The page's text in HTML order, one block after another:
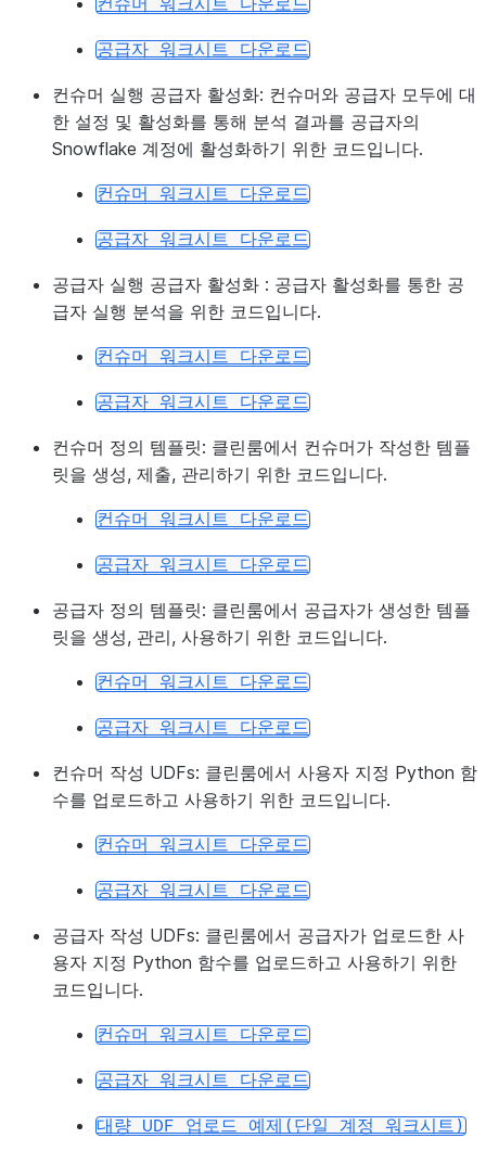
컨슈머 워크시트 다운로드
공급자 워크시트 다운로드
컨슈머 실행 공급자 활성화: 컨슈머와 공급자 모두에 대
한 설정 및 활성화를 통해 분석 결과를 공급자의
Snowflake 계정에 활성화하기 위한 코드입니다.
컨슈머 워크시트 다운로드
공급자 워크시트 다운로드
공급자 실행 공급자 활성화 : 공급자 활성화를 통한 공
급자 실행 분석을 위한 코드입니다.
컨슈머 워크시트 다운로드
공급자 워크시트 다운로드
컨슈머 정의 템플릿: 클린룸에서 컨슈머가 작성한 템플
릿을 생성, 제출, 관리하기 위한 코드입니다.
컨슈머 워크시트 다운로드
공급자 워크시트 다운로드
공급자 정의 템플릿: 클린룸에서 공급자가 생성한 템플
릿을 생성, 관리, 사용하기 위한 코드입니다.
컨슈머 워크시트 다운로드
공급자 워크시트 다운로드
컨슈머 작성 UDFs: 클린룸에서 사용자 지정 Python 함
수를 업로드하고 사용하기 위한 코드입니다.
컨슈머 워크시트 다운로드
공급자 워크시트 다운로드
공급자 작성 UDFs: 클린룸에서 공급자가 업로드한 사
용자 지정 Python 함수를 업로드하고 사용하기 위한
코드입니다.
컨슈머 워크시트 다운로드
공급자 워크시트 다운로드
대량 UDF 업로드 예제(단일 계정 워크시트)